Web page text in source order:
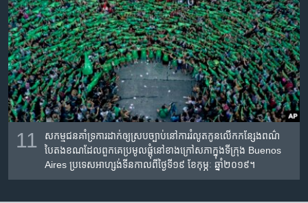
11
សកម្ម​ជនគាំទ្រ​ការ​ដាក់​ឲ្យ​ស្របច្បាប់​នៅ​ការ​រំលូត​កូន​លើក​កន្សែងពណ៌​
បៃតង​ខណ​ដែល​ពួកគេ​ប្រមូល​ផ្តុំ​នៅ​ខាងក្រៅ​សភា​ក្នុង​ទីក្រុង​ Buenos
Aires ប្រទេស​អាហ្សង់ទីន​កាលពី​ថ្ងៃទី​១៩ ខែ​កុម្ភៈ ឆ្នាំ២០១៩។